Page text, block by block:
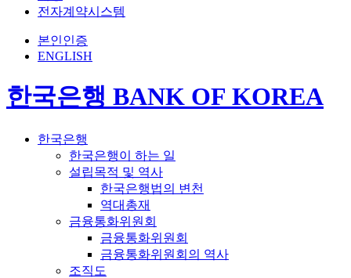
전자계약시스템
본인인증
ENGLISH
한국은행 BANK OF KOREA
한국은행
한국은행이 하는 일
설립목적 및 역사
한국은행법의 변천
역대총재
금융통화위원회
금융통화위원회
금융통화위원회의 역사
조직도